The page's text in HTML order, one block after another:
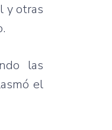
y otras
las
el